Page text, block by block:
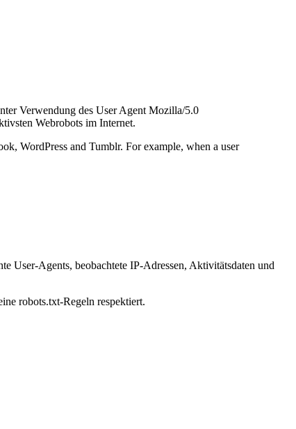
Verwendung des User Agent Mozilla/5.0
Webrobots im Internet.
WordPress and Tumblr. For example, when a user
User-Agents, beobachtete IP-Adressen, Aktivitätsdaten und
robots.txt-Regeln respektiert.